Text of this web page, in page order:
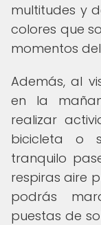
multitudes y
colores que
momentos
Además, al
en la
realizar
bicicleta o
tranquilo
respiras aire
podrás
puestas de